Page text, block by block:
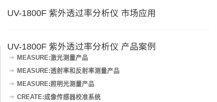
UV-1800F 紫外透过率分析仪 市场应用
UV-1800F 紫外透过率分析仪 产品案例
MEASURE:激光测量产品
MEASURE:透射率和反射率测量产品
MEASURE:照明光测量产品
CREATE:成像传感器校准系统